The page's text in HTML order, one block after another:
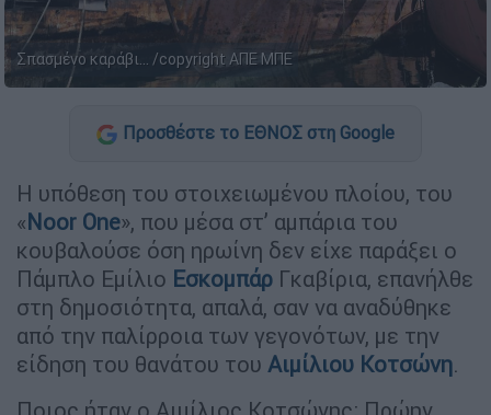
Σπασμένο καράβι... /copyright AΠΕ ΜΠΕ
Προσθέστε το ΕΘΝΟΣ στη Google
Η υπόθεση του στοιχειωμένου πλοίου, του
«Noor One», που μέσα στ’ αμπάρια του
κουβαλούσε όση ηρωίνη δεν είχε παράξει ο
Πάμπλο Εμίλιο Εσκομπάρ Γκαβίρια, επανήλθε
στη δημοσιότητα, απαλά, σαν να αναδύθηκε
από την παλίρροια των γεγονότων, με την
είδηση του θανάτου του Αιμίλιου Κοτσώνη.